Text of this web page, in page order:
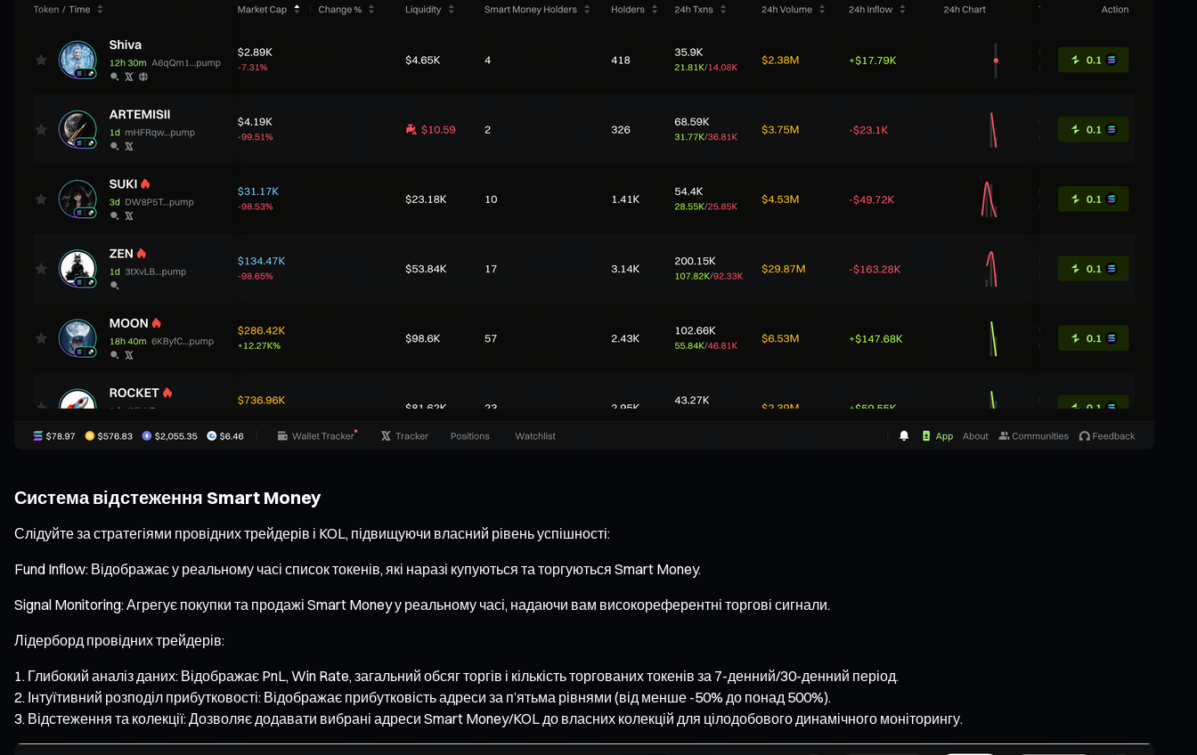
Система відстеження Smart Money
Слідуйте за стратегіями провідних трейдерів і KOL, підвищуючи власний рівень успішності:
Fund Inflow: Відображає у реальному часі список токенів, які наразі купуються та торгуються Smart Money.
Signal Monitoring: Агрегує покупки та продажі Smart Money у реальному часі, надаючи вам високореферентні торгові сигнали.
Лідерборд провідних трейдерів:
Глибокий аналіз даних: Відображає PnL, Win Rate, загальний обсяг торгів і кількість торгованих токенів за 7-денний/30-денний період.
Інтуїтивний розподіл прибутковості: Відображає прибутковість адреси за п’ятьма рівнями (від менше -50% до понад 500%).
Відстеження та колекції: Дозволяє додавати вибрані адреси Smart Money/KOL до власних колекцій для цілодобового динамічного моніторингу.